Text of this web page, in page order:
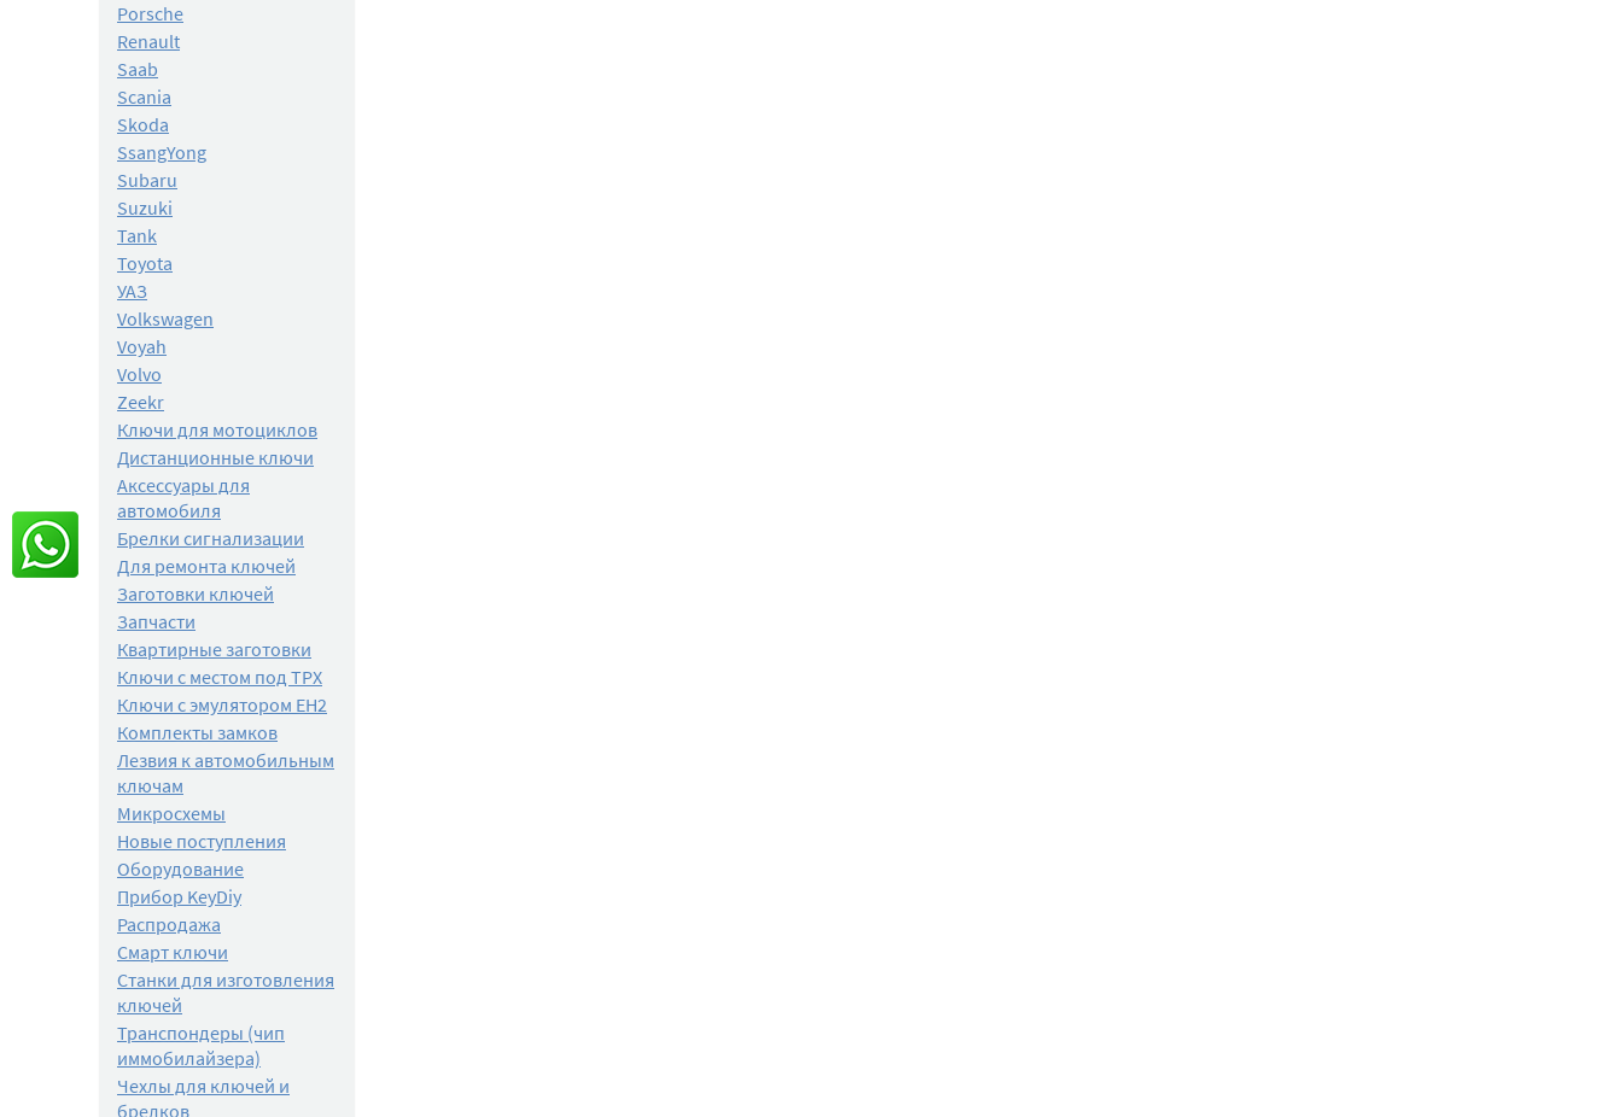
Porsche
Renault
Saab
Scania
Skoda
SsangYong
Subaru
Suzuki
Tank
Toyota
УАЗ
Volkswagen
Voyah
Volvo
Zeekr
Ключи для мотоциклов
Дистанционные ключи
Аксессуары для
автомобиля
Брелки сигнализации
Для ремонта ключей
Заготовки ключей
Запчасти
Квартирные заготовки
Ключи с местом под TPX
Ключи с эмулятором EH2
Комплекты замков
Лезвия к автомобильным
ключам
Микросхемы
Новые поступления
Оборудование
Прибор KeyDiy
Распродажа
Смарт ключи
Станки для изготовления
ключей
Транспондеры (чип
иммобилайзера)
Чехлы для ключей и
брелков